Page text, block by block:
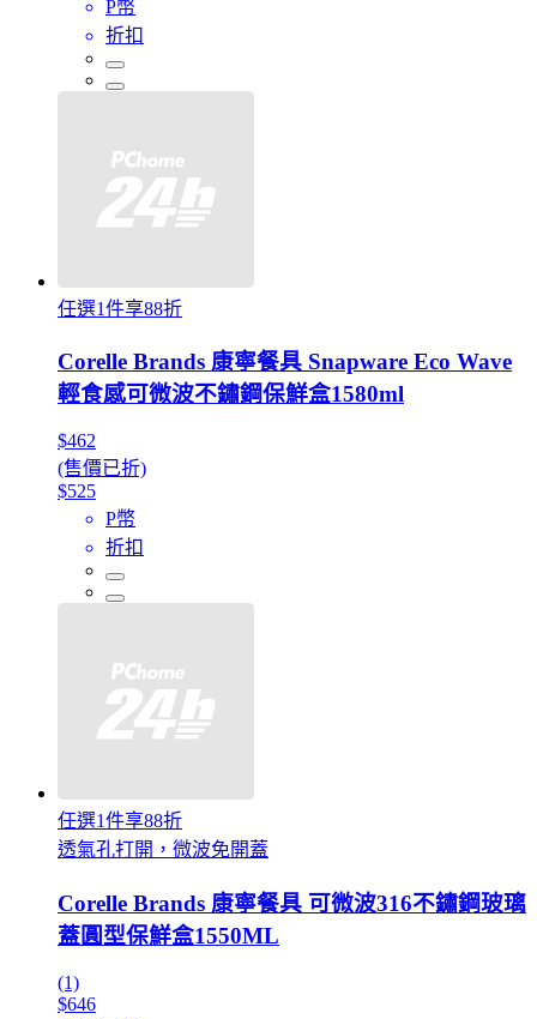
P幣
折扣
任選1件享88折
Corelle Brands 康寧餐具 Snapware Eco Wave
輕食感可微波不鏽鋼保鮮盒1580ml
$462
(售價已折)
$525
P幣
折扣
任選1件享88折
透氣孔打開，微波免開蓋
Corelle Brands 康寧餐具 可微波316不鏽鋼玻璃
蓋圓型保鮮盒1550ML
(1)
$646